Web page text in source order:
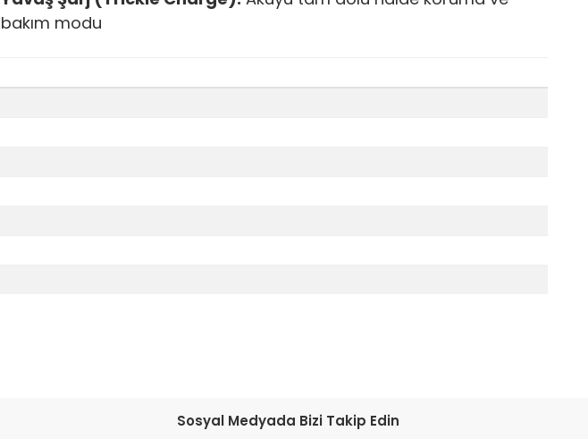
bakım modu
Sosyal Medyada Bizi Takip Edin